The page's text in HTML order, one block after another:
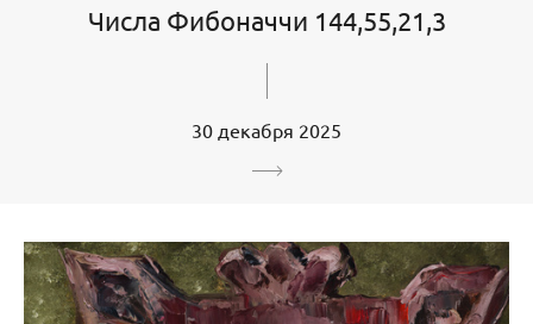
Числа Фибоначчи 144,55,21,3
30 декабря 2025